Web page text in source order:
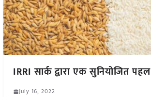
IRRI सार्क द्वारा एक सुनियोजित पहल
July 16, 2022